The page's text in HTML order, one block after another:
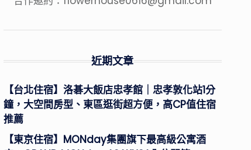
近期文章
【台北住宿】洛碁大飯店忠孝館｜忠孝敦化站1分
鐘，大空間房型、東區逛街超方便，高CP值住宿
推薦
【東京住宿】MONday集團旗下最高級公寓酒